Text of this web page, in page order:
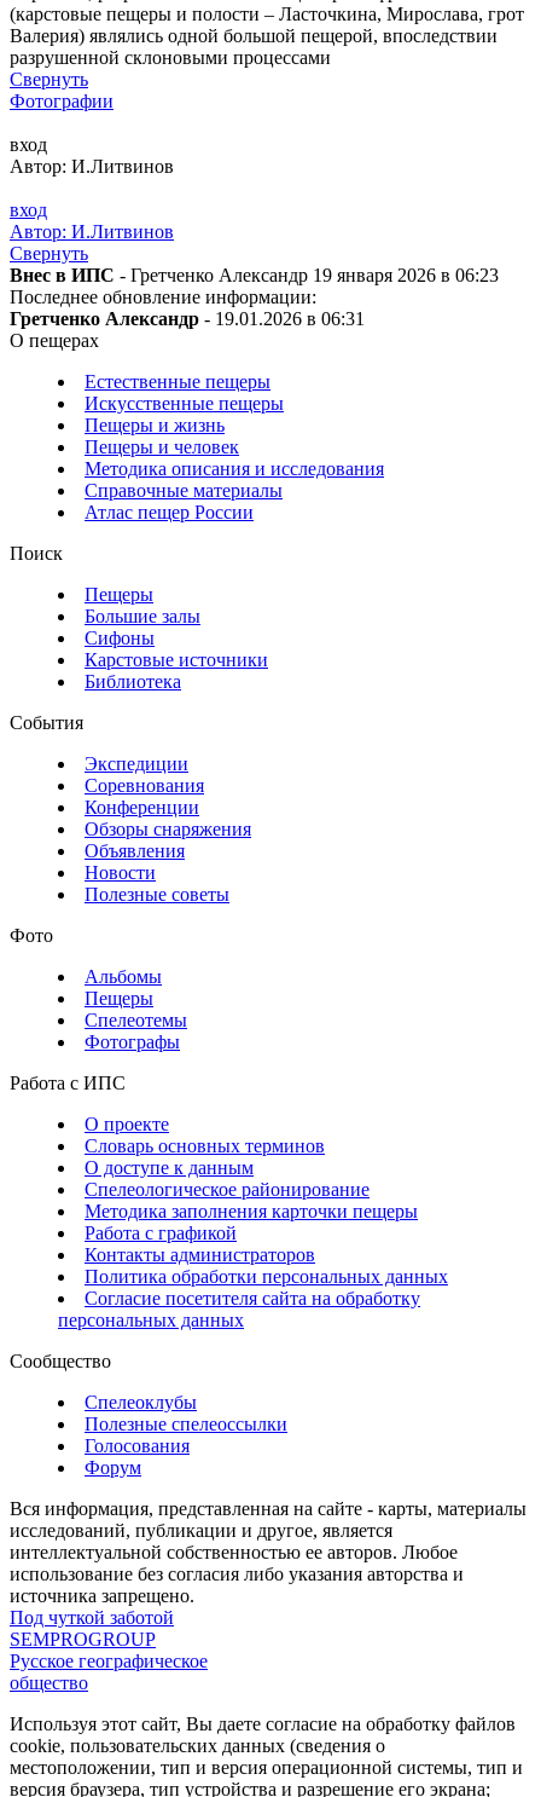
(карстовые пещеры и полости – Ласточкина, Мирослава, грот
Валерия) являлись одной большой пещерой, впоследствии
разрушенной склоновыми процессами
Свернуть
Фотографии
вход
Автор: И.Литвинов
вход
Автор: И.Литвинов
Свернуть
Внес в ИПС - Гретченко Александр 19 января 2026 в 06:23
Последнее обновление информации:
Гретченко Александр - 19.01.2026 в 06:31
О пещерах
Естественные пещеры
Искусственные пещеры
Пещеры и жизнь
Пещеры и человек
Методика описания и исследования
Справочные материалы
Атлас пещер России
Поиск
Пещеры
Большие залы
Сифоны
Карстовые источники
Библиотека
События
Экспедиции
Соревнования
Конференции
Обзоры снаряжения
Объявления
Новости
Полезные советы
Фото
Альбомы
Пещеры
Спелеотемы
Фотографы
Работа с ИПС
О проекте
Словарь основных терминов
О доступе к данным
Спелеологическое районирование
Методика заполнения карточки пещеры
Работа с графикой
Контакты администраторов
Политика обработки персональных данных
Согласие посетителя сайта на обработку
персональных данных
Сообщество
Спелеоклубы
Полезные спелеоссылки
Голосования
Форум
Вся информация, представленная на сайте - карты, материалы
исследований, публикации и другое, является
интеллектуальной собственностью ее авторов. Любое
использование без согласия либо указания авторства и
источника запрещено.
Под чуткой заботой
SEMPROGROUP
Русское географическое
общество
Используя этот сайт, Вы даете согласие на обработку файлов
cookie, пользовательских данных (сведения о
местоположении, тип и версия операционной системы, тип и
версия браузера, тип устройства и разрешение его экрана;